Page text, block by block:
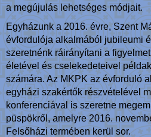
a megújulás lehetséges módjait.
Egyházunk a 2016. évre, Szent
évfordulója alkalmából jubileumi
szeretnénk ráirányítani a
életével és cselekedeteivel
számára. Az MKPK az évforduló
egyházi szakértők részvételével
konferenciával is szeretne
püspökről, amelyre 2016.
Felsőházi termében kerül sor.